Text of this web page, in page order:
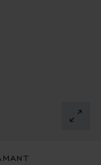
1 2
DIAPOSITIVA 3
LA